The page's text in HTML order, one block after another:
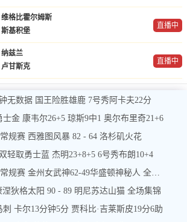
维格比霍尔姆斯
斯基积堡
直播中
纳兹兰
卢甘斯克
直播中
无数据 国王险胜雄鹿 7号秀阿卡夫22分
金 康韦尔26+5 琼斯9中1 奥尔布里奇21+6
规赛 西雅图风暴 82 - 64 洛杉矶火花
轻取勇士蓝 杰明23+8+5 6号秀布朗10+4
07月07日WNBA常规赛 金州女武神62-49华盛顿神秘人 全场集锦
狄格太阳 90 - 89 明尼苏达山猫 全场集锦
卡尔13分钟5分 贾科比·吉莱斯皮19分6助